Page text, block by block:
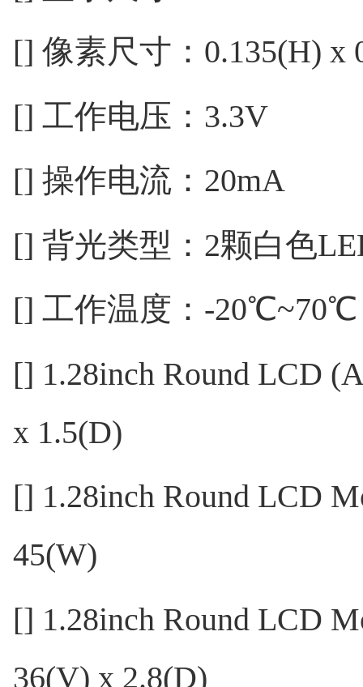
[] 像素尺寸：0.135(H) x
[] 工作电压：3.3V
[] 操作电流：20mA
[] 背光类型：2颗白色
[] 工作温度：-20℃~70℃
[] 1.28inch Round LCD
x 1.5(D)
[] 1.28inch Round LCD
45(W)
[] 1.28inch Round LCD
36(V) x 2.8(D)